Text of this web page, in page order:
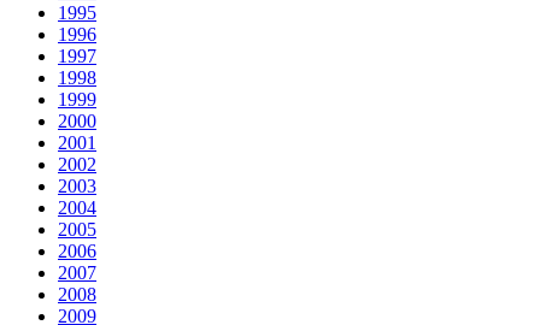
1995
1996
1997
1998
1999
2000
2001
2002
2003
2004
2005
2006
2007
2008
2009